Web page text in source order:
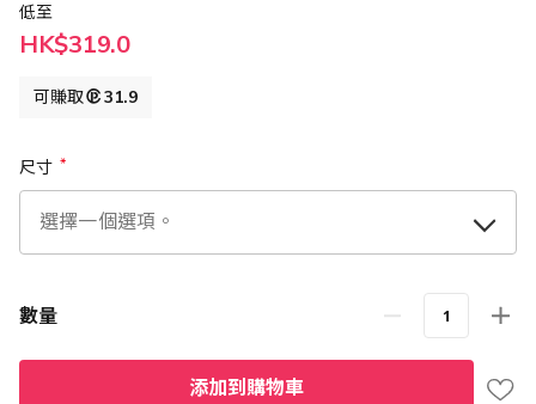
低至
HK$319.0
可賺取 31.9
尺寸
數量
添加到購物車